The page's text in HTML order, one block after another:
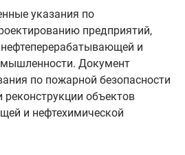
указания по
предприятий,
и
Документ
по пожарной безопасности
реконструкции объектов
и нефтехимической